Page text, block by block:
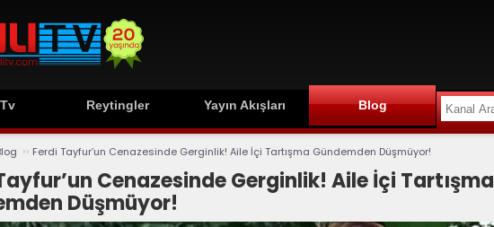
Reytingler Yayın Akışları Blog
›› Ferdi Tayfur’un Cenazesinde Gerginlik! Aile İçi Tartışma Gündemden Düşmüyor!
Cenazesinde Gerginlik! Aile İçi Tartışma
Düşmüyor!